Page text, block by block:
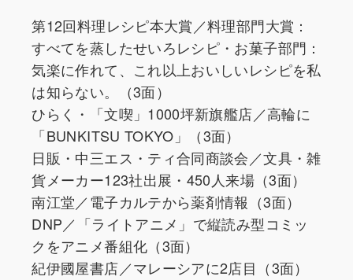
第12回料理レシピ本大賞／料理部門大賞：
すべてを蒸したせいろレシピ・お菓子部門：
気楽に作れて、これ以上おいしいレシピを私
は知らない。（3面）
ひらく・「文喫」1000坪新旗艦店／高輪に
「BUNKITSU TOKYO」（3面）
日販・中三エス・ティ合同商談会／文具・雑
貨メーカー123社出展・450人来場（3面）
南江堂／電子カルテから薬剤情報（3面）
DNP／「ライトアニメ」で縦読み型コミッ
クをアニメ番組化（3面）
紀伊國屋書店／マレーシアに2店目（3面）